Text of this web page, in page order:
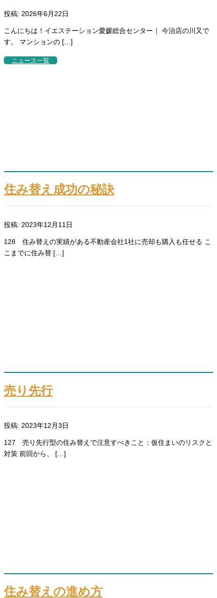
投稿: 2026年6月22日
こんにちは！イエステーション愛媛総合センター｜ 今治店の川又で
す。 マンションの […]
ニュース一覧
住み替え成功の秘訣
投稿: 2023年12月11日
128 住み替えの実績がある不動産会社1社に売却も購入も任せる こ
こまでに住み替 […]
売り先行
投稿: 2023年12月3日
127 売り先行型の住み替えで注意すべきこと：仮住まいのリスクと
対策 前回から、 […]
住み替えの進め方